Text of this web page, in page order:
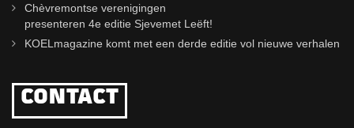
Chèvremontse verenigingen
presenteren 4e editie Sjevemet Leëft!
KOELmagazine komt met een derde editie vol nieuwe verhalen
CONTACT